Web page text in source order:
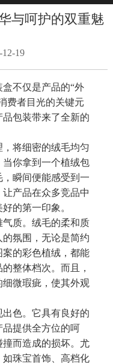
与呵护的双重魅
19
不仅是产品的“外
费者目光的关键元
包装带来了全新的
将细密的绒毛均匀
你拿到一个植绒包
瞬间便能感受到一
产品在众多竞品中
的第一印象。
质。绒毛的柔和质
氛围，无论是简约
的彩色植绒，都能
整体档次。而且，
微瑕疵，使其外观
色。它具有良好的
提供全方位的呵
而造成的损坏。尤
珠宝首饰、高档化